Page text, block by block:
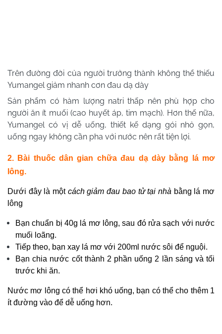
Trên đường đời của người trưởng thành không thể thiếu
Yumangel giảm nhanh cơn đau dạ dày
Sản phẩm có hàm lượng natri thấp nên phù hợp cho
người ăn ít muối (cao huyết áp, tim mạch). Hơn thế nữa,
Yumangel có vị dễ uống, thiết kế dạng gói nhỏ gọn,
uống ngay không cần pha với nước nên rất tiện lợi.
2. Bài thuốc dân gian chữa đau dạ dày bằng lá mơ
lông.
Dưới đây là một cách giảm đau bao tử tại nhà bằng lá mơ
lông
Bạn chuẩn bị 40g lá mơ lông, sau đó rửa sạch với nước
muối loãng.
Tiếp theo, bạn xay lá mơ với 200ml nước sôi để nguội.
Bạn chia nước cốt thành 2 phần uống 2 lần sáng và tối
trước khi ăn.
Nước mơ lông có thể hơi khó uống, bạn có thể cho thêm 1
ít đường vào để dễ uống hơn.